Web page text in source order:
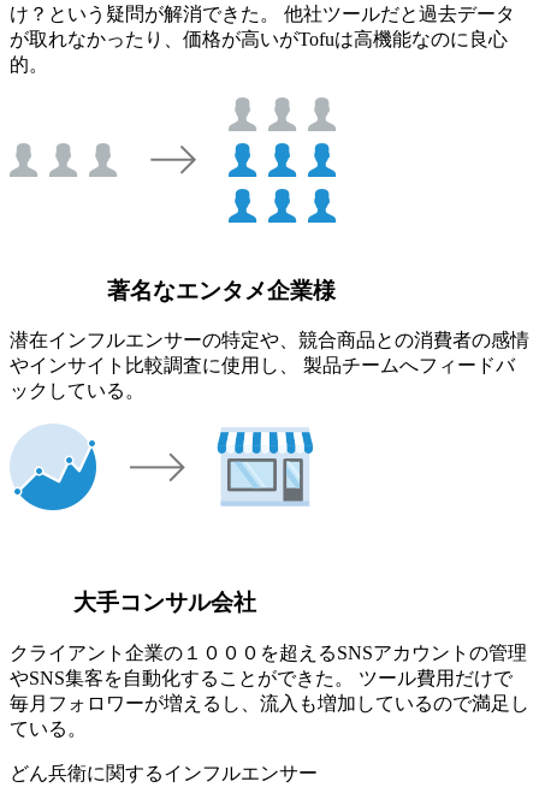
け？という疑問が解消できた。 他社ツールだと過去データ
が取れなかったり、価格が高いがTofuは高機能なのに良心
的。
著名なエンタメ企業様
潜在インフルエンサーの特定や、競合商品との消費者の感情
やインサイト比較調査に使用し、 製品チームへフィードバ
ックしている。
大手コンサル会社
クライアント企業の１０００を超えるSNSアカウントの管理
やSNS集客を自動化することができた。 ツール費用だけで
毎月フォロワーが増えるし、流入も増加しているので満足し
ている。
どん兵衛に関するインフルエンサー